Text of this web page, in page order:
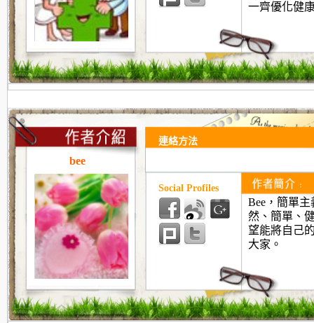
一齊優化健
bee
Bee，簡單主
然、簡單、
望能將自己
大家。
連絡方法
Social Profiles